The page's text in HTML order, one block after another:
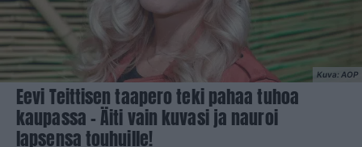
Kuva: AOP
Eevi Teittisen taapero teki pahaa tuhoa
kaupassa – Äiti vain kuvasi ja nauroi
lapsensa touhuille!